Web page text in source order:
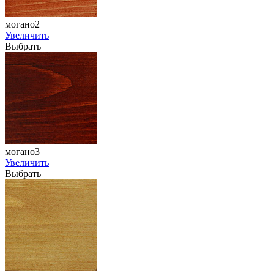
могано2
Увеличить
Выбрать
могано3
Увеличить
Выбрать